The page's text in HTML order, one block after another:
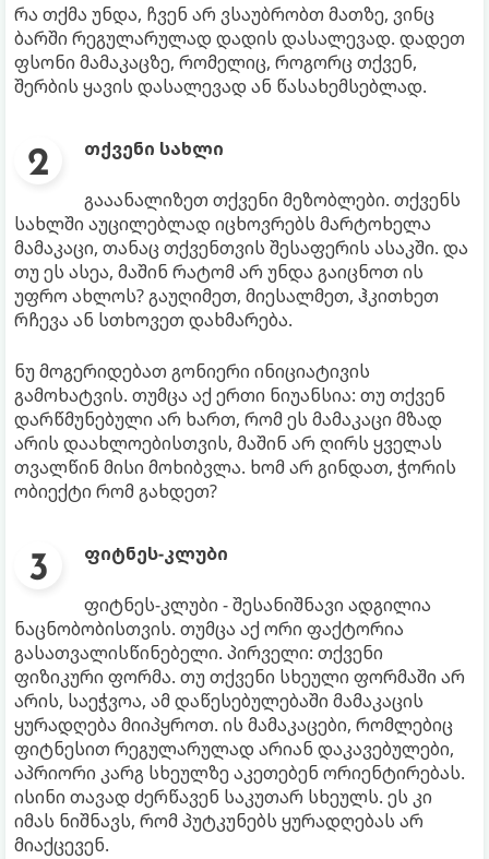
რა თქმა უნდა, ჩვენ არ ვსაუბრობთ მათზე, ვინც
ბარში რეგულარულად დადის დასალევად. დადეთ
ფსონი მამაკაცზე, რომელიც, როგორც თქვენ,
შერბის ყავის დასალევად ან წასახემსებლად.
თქვენი სახლი
გააანალიზეთ თქვენი მეზობლები. თქვენს
სახლში აუცილებლად იცხოვრებს მარტოხელა
მამაკაცი, თანაც თქვენთვის შესაფერის ასაკში. და
თუ ეს ასეა, მაშინ რატომ არ უნდა გაიცნოთ ის
უფრო ახლოს? გაუღიმეთ, მიესალმეთ, ჰკითხეთ
რჩევა ან სთხოვეთ დახმარება.
ნუ მოგერიდებათ გონიერი ინიციატივის
გამოხატვის. თუმცა აქ ერთი ნიუანსია: თუ თქვენ
დარწმუნებული არ ხართ, რომ ეს მამაკაცი მზად
არის დაახლოებისთვის, მაშინ არ ღირს ყველას
თვალწინ მისი მოხიბვლა. ხომ არ გინდათ, ჭორის
ობიექტი რომ გახდეთ?
ფიტნეს-კლუბი
ფიტნეს-კლუბი - შესანიშნავი ადგილია
ნაცნობობისთვის. თუმცა აქ ორი ფაქტორია
გასათვალისწინებელი. პირველი: თქვენი
ფიზიკური ფორმა. თუ თქვენი სხეული ფორმაში არ
არის, საეჭვოა, ამ დაწესებულებაში მამაკაცის
ყურადღება მიიპყროთ. ის მამაკაცები, რომლებიც
ფიტნესით რეგულარულად არიან დაკავებულები,
აპრიორი კარგ სხეულზე აკეთებენ ორიენტირებას.
ისინი თავად ძერწავენ საკუთარ სხეულს. ეს კი
იმას ნიშნავს, რომ პუტკუნებს ყურადღებას არ
მიაქცევენ.